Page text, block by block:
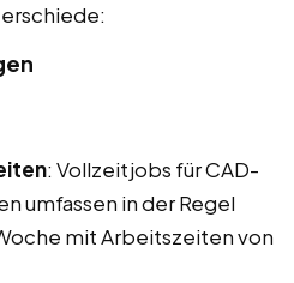
: Vollzeitjobs für CAD-
umfassen in der Regel
mit Arbeitszeiten von